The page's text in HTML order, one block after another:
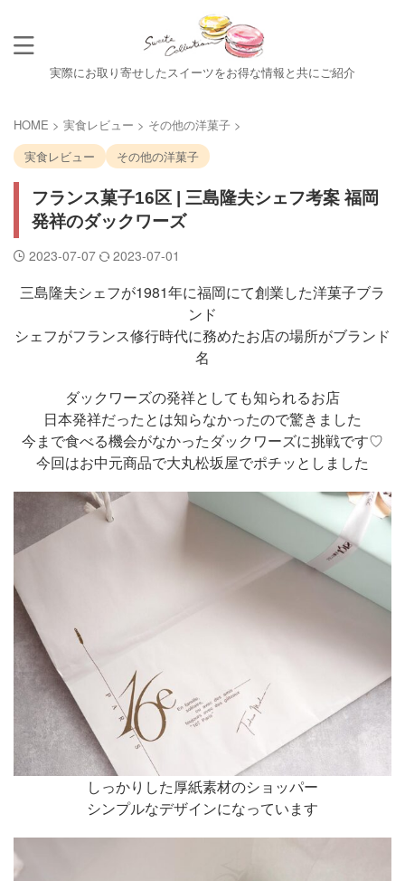
実際にお取り寄せしたスイーツをお得な情報と共にご紹介
HOME > 実食レビュー > その他の洋菓子 >
実食レビュー
その他の洋菓子
フランス菓子16区 | 三島隆夫シェフ考案 福岡
発祥のダックワーズ
2023-07-07 2023-07-01
三島隆夫シェフが1981年に福岡にて創業した洋菓子ブラ
ンド
シェフがフランス修行時代に務めたお店の場所がブランド
名
ダックワーズの発祥としても知られるお店
日本発祥だったとは知らなかったので驚きました
今まで食べる機会がなかったダックワーズに挑戦です♡
今回はお中元商品で大丸松坂屋でポチッとしました
しっかりした厚紙素材のショッパー
シンプルなデザインになっています